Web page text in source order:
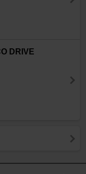
DRIVE